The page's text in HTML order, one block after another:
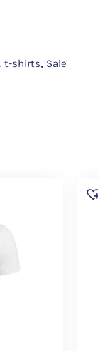
t-shirts, Sale